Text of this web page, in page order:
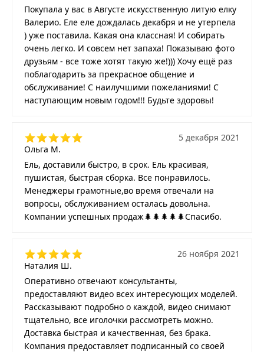
Покупала у вас в Августе искусственную литую елку
Валерио. Еле еле дождалась декабря и не утерпела
) уже поставила. Какая она классная! И собирать
очень легко. И совсем нет запаха! Показываю фото
друзьям - все тоже хотят такую же!))) Хочу ещё раз
поблагодарить за прекрасное общение и
обслуживание! С наилучшими пожеланиями! С
наступающим новым годом!!! Будьте здоровы!
Ольга М.
5 декабря 2021
Ель, доставили быстро, в срок. Ель красивая,
пушистая, быстрая сборка. Все понравилось.
Менеджеры грамотные,во время отвечали на
вопросы, обслуживанием осталась довольна.
Компании успешных продаж🌲🌲🌲🌲🌲Спасибо.
Наталия Ш.
26 ноября 2021
Оперативно отвечают консультанты,
предоставляют видео всех интересующих моделей.
Рассказывают подробно о каждой, видео снимают
тщательно, все иголочки рассмотреть можно.
Доставка быстрая и качественная, без брака.
Компания предоставляет подписанный со своей